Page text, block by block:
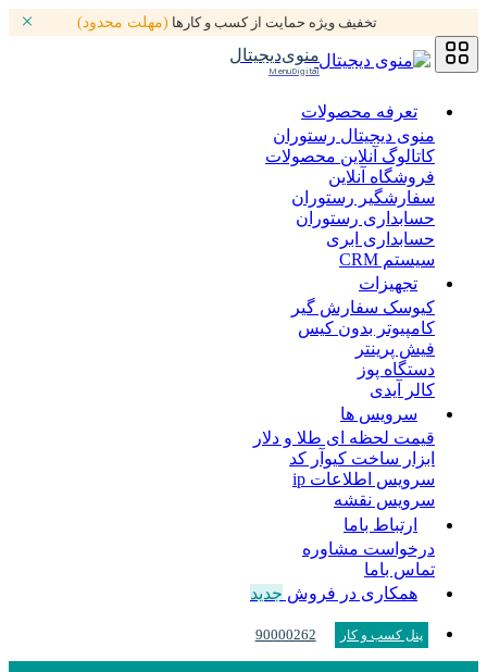
تخفیف ویژه حمایت از کسب و کارها (مهلت محدود)
منوی‌دیجیتال
MenuDigital
تعرفه محصولات
منوی دیجیتال رستوران
کاتالوگ آنلاین محصولات
فروشگاه آنلاین
سفارشگیر رستوران
حسابداری رستوران
حسابداری ابری
سیستم CRM
تجهیزات
کیوسک سفارش گیر
کامپیوتر بدون کیس
فیش پرینتر
دستگاه پوز
کالر آیدی
سرویس ها
قیمت لحظه ای طلا و دلار
ابزار ساخت کیوآر کد
سرویس اطلاعات ip
سرویس نقشه
ارتباط باما
درخواست مشاوره
تماس باما
همکاری در فروش جدید
پنل کسب و کار 90000262